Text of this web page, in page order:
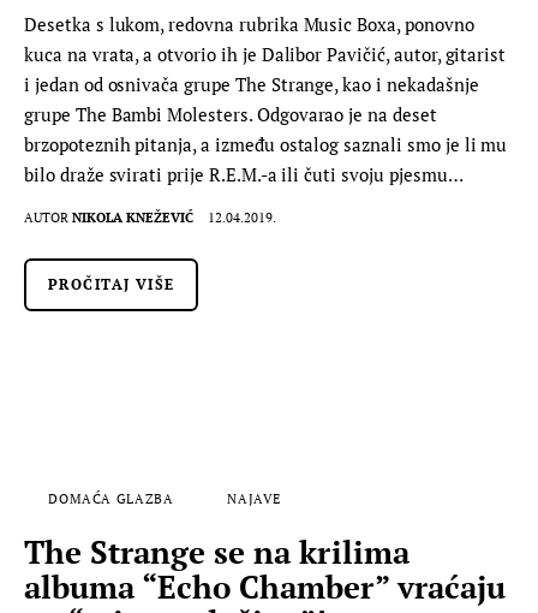
Desetka s lukom, redovna rubrika Music Boxa, ponovno
kuca na vrata, a otvorio ih je Dalibor Pavičić, autor, gitarist
i jedan od osnivača grupe The Strange, kao i nekadašnje
grupe The Bambi Molesters. Odgovarao je na deset
brzopoteznih pitanja, a između ostalog saznali smo je li mu
bilo draže svirati prije R.E.M.-a ili čuti svoju pjesmu…
AUTOR NIKOLA KNEŽEVIĆ 12.04.2019.
PROČITAJ VIŠE
DOMAĆA GLAZBA NAJAVE
The Strange se na krilima
albuma “Echo Chamber” vraćaju